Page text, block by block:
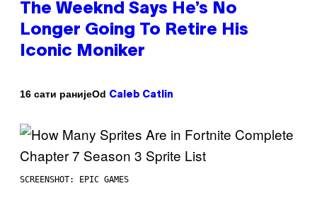
The Weeknd Says He’s No
Longer Going To Retire His
Iconic Moniker
16 сати ранијеOd Caleb Catlin
SCREENSHOT: EPIC GAMES